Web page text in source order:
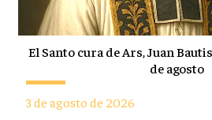
El Santo cura de Ars, Juan
de agosto
3 de agosto de 2026